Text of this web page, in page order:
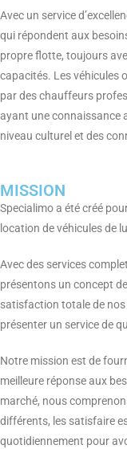
Avec un service
qui répondent aux
propre flotte, toujours
capacités. Les véhicules
par des chauffeurs
ayant une connaissance
niveau culturel et des
MISSION
Specialimo a été créé
location de véhicules de
Avec des services
présentons un concept
satisfaction totale de
présenter un service de
Notre mission est de
meilleure réponse aux
marché, nous
différents, les satisfaire
quotidiennement pour